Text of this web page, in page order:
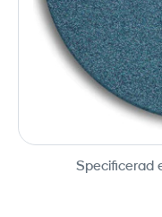
Specificerad